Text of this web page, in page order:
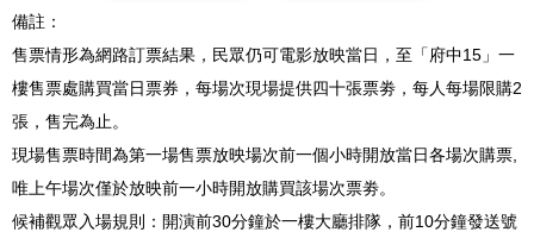
備註：
售票情形為網路訂票結果，民眾仍可電影放映當日，至「府中15」一
樓售票處購買當日票券，每場次現場提供四十張票劵，每人每場限購2
張，售完為止。
現場售票時間為第一場售票放映場次前一個小時開放當日各場次購票,
唯上午場次僅於放映前一小時開放購買該場次票劵。
候補觀眾入場規則：開演前30分鐘於一樓大廳排隊，前10分鐘發送號